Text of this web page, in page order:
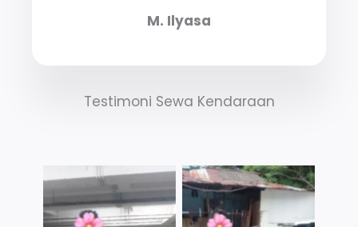
M. Ilyasa
Testimoni Sewa Kendaraan